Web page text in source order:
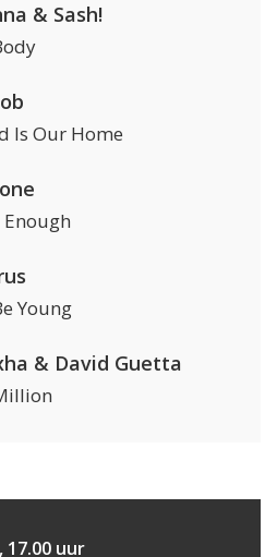
& Sash!
Is Our Home
Young
& David Guetta
uur